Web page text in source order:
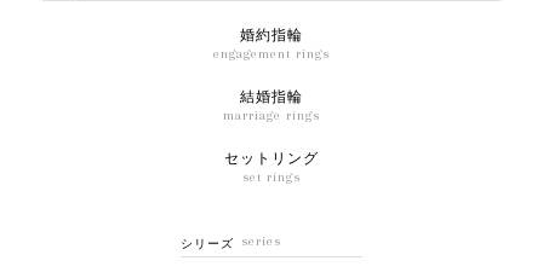
婚約指輪
engagement rings
結婚指輪
marriage rings
セットリング
set rings
シリーズ series